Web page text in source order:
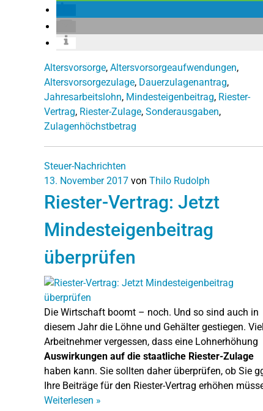
Altersvorsorge, Altersvorsorgeaufwendungen,
Altersvorsorgezulage, Dauerzulagenantrag,
Jahresarbeitslohn, Mindesteigenbeitrag, Riester-
Vertrag, Riester-Zulage, Sonderausgaben,
Zulagenhöchstbetrag
Steuer-Nachrichten
13. November 2017 von Thilo Rudolph
Riester-Vertrag: Jetzt
Mindesteigenbeitrag
überprüfen
Die Wirtschaft boomt – noch. Und so sind auch in
diesem Jahr die Löhne und Gehälter gestiegen.
Arbeitnehmer vergessen, dass eine Lohnerhöhung
Auswirkungen auf die staatliche Riester-Zulage
haben kann. Sie sollten daher überprüfen, ob Sie
Ihre Beiträge für den Riester-Vertrag erhöhen
Weiterlesen »